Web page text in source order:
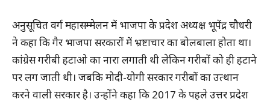
अनुसूचित वर्ग महासम्मेलन में भाजपा के प्रदेश अध्यक्ष भूपेंद्र चौधरी
ने कहा कि गैर भाजपा सरकारों में भ्रष्टाचार का बोलबाला होता था।
कांग्रेस गरीबी हटाओ का नारा लगाती थी लेकिन गरीबों को ही हटाने
पर लग जाती थी। जबकि मोदी-योगी सरकार गरीबों का उत्थान
करने वाली सरकार है। उन्होंने कहा कि 2017 के पहले उत्तर प्रदेश